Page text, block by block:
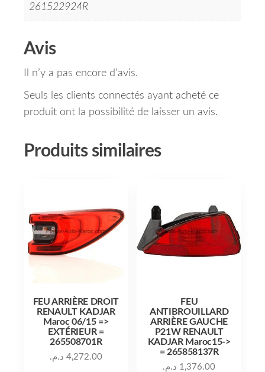
261522924R
Avis
Il n’y a pas encore d’avis.
Seuls les clients connectés ayant acheté ce
produit ont la possibilité de laisser un avis.
Produits similaires
FEU ARRIÈRE DROIT
RENAULT KADJAR
Maroc 06/15 =>
EXTÉRIEUR =
265508701R
4,272.00 د.م.
FEU
ANTIBROUILLARD
ARRIÈRE GAUCHE
P21W RENAULT
KADJAR Maroc15->
= 265858137R
1,376.00 د.م.